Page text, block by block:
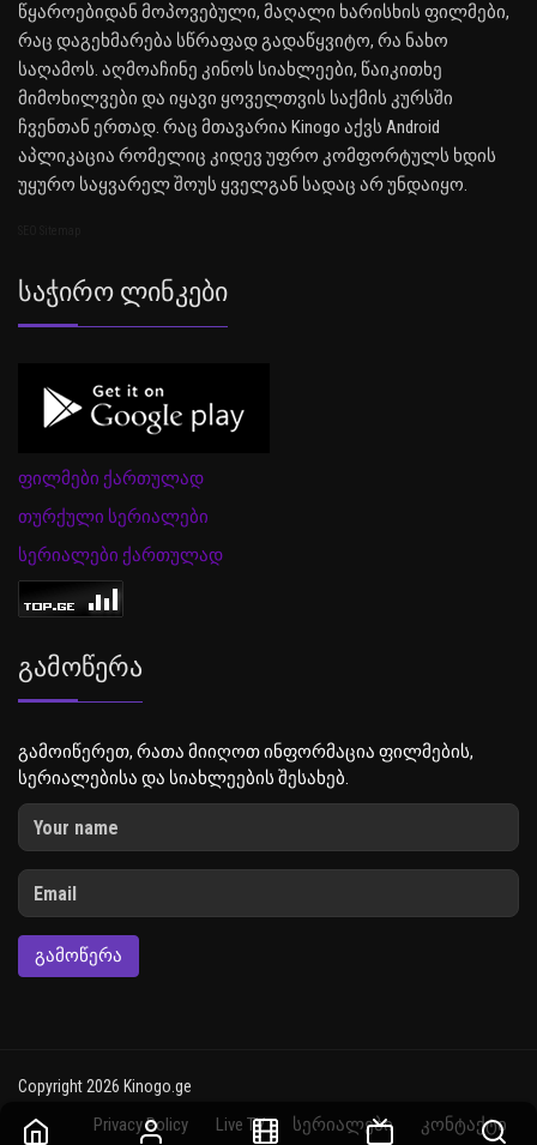
წყაროებიდან მოპოვებული, მაღალი ხარისხის ფილმები,
რაც დაგეხმარება სწრაფად გადაწყვიტო, რა ნახო
საღამოს. აღმოაჩინე კინოს სიახლეები, წაიკითხე
მიმოხილვები და იყავი ყოველთვის საქმის კურსში
ჩვენთან ერთად. რაც მთავარია Kinogo აქვს Android
აპლიკაცია რომელიც კიდევ უფრო კომფორტულს ხდის
უყურო საყვარელ შოუს ყველგან სადაც არ უნდაიყო.
Საჭირო Ლინკები
ფილმები ქართულად
თურქული სერიალები
სერიალები ქართულად
Გამოწერა
გამოიწერეთ, რათა მიიღოთ ინფორმაცია ფილმების,
სერიალებისა და სიახლეების შესახებ.
ᲒᲐᲛᲝᲬᲔᲠᲐ
Copyright 2026 Kinogo.ge
Privacy Policy Live TV სერიალები კონტაქტი